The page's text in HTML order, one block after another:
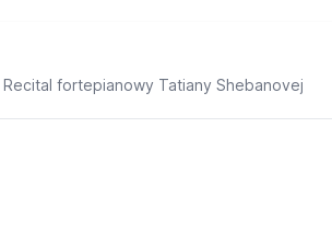
fortepianowy Tatiany Shebanovej